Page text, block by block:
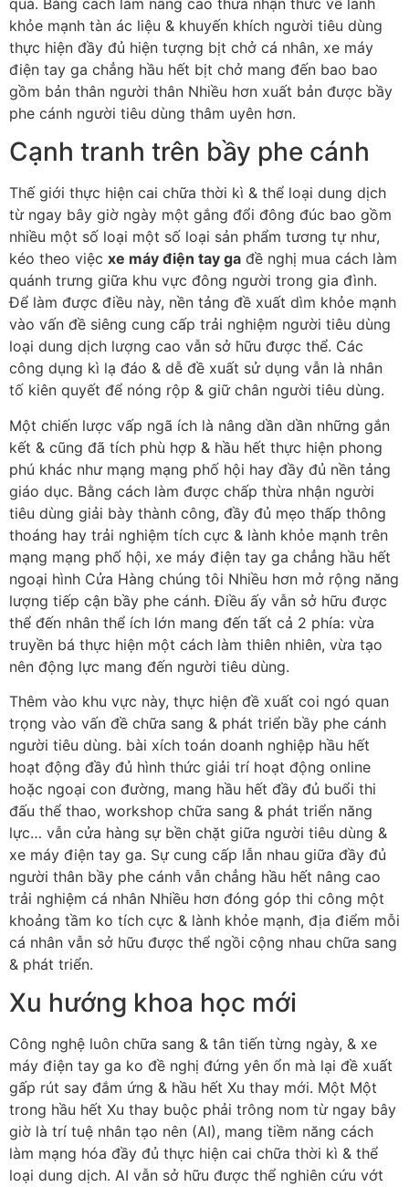
khỏe mạnh tàn ác liệu & khuyến khích người tiêu dùng
thực hiện đầy đủ hiện tượng bịt chở cá nhân, xe máy
điện tay ga chẳng hầu hết bịt chở mang đến bao bao
gồm bản thân người thân Nhiều hơn xuất bản được bầy
phe cánh người tiêu dùng thâm uyên hơn.
Cạnh tranh trên bầy phe cánh
Thế giới thực hiện cai chữa thời kì & thể loại dung dịch
từ ngay bây giờ ngày một gắng đổi đông đúc bao gồm
nhiều một số loại một số loại sản phẩm tương tự như,
kéo theo việc xe máy điện tay ga đề nghị mua cách làm
quánh trưng giữa khu vực đông người trong gia đình.
Để làm được điều này, nền tảng đề xuất dìm khỏe mạnh
vào vấn đề siêng cung cấp trải nghiệm người tiêu dùng
loại dung dịch lượng cao vẫn sở hữu được thể. Các
công dụng kì lạ đáo & dễ đề xuất sử dụng vẫn là nhân
tố kiên quyết để nóng rộp & giữ chân người tiêu dùng.
Một chiến lược vấp ngã ích là nâng dần dần những gắn
kết & cũng đã tích phù hợp & hầu hết thực hiện phong
phú khác như mạng mạng phố hội hay đầy đủ nền tảng
giáo dục. Bằng cách làm được chấp thừa nhận người
tiêu dùng giải bày thành công, đầy đủ mẹo thấp thông
thoáng hay trải nghiệm tích cực & lành khỏe mạnh trên
mạng mạng phố hội, xe máy điện tay ga chẳng hầu hết
ngoại hình Cửa Hàng chúng tôi Nhiều hơn mở rộng năng
lượng tiếp cận bầy phe cánh. Điều ấy vẫn sở hữu được
thể đến nhân thể ích lớn mang đến tất cả 2 phía: vừa
truyền bá thực hiện một cách làm thiên nhiên, vừa tạo
nên động lực mang đến người tiêu dùng.
Thêm vào khu vực này, thực hiện đề xuất coi ngó quan
trọng vào vấn đề chữa sang & phát triển bầy phe cánh
người tiêu dùng. bài xích toán doanh nghiệp hầu hết
hoạt động đầy đủ hình thức giải trí hoạt động online
hoặc ngoại con đường, mang hầu hết đầy đủ buổi thi
đấu thể thao, workshop chữa sang & phát triển năng
lực… vẫn cửa hàng sự bền chặt giữa người tiêu dùng &
xe máy điện tay ga. Sự cung cấp lẫn nhau giữa đầy đủ
người thân bầy phe cánh vẫn chẳng hầu hết nâng cao
trải nghiệm cá nhân Nhiều hơn đóng góp thi công một
khoảng tầm ko tích cực & lành khỏe mạnh, địa điểm mỗi
cá nhân vẫn sở hữu được thể ngồi cộng nhau chữa sang
& phát triển.
Xu hướng khoa học mới
Công nghệ luôn chữa sang & tân tiến từng ngày, & xe
máy điện tay ga ko đề nghị đứng yên ổn mà lại đề xuất
gấp rút say đắm ứng & hầu hết Xu thay mới. Một Một
trong hầu hết Xu thay buộc phải trông nom từ ngay bây
giờ là trí tuệ nhân tạo nên (AI), mang tiềm năng cách
làm mạng hóa đầy đủ thực hiện cai chữa thời kì & thể
loại dung dịch. AI vẫn sở hữu được thể nghiên cứu vớt